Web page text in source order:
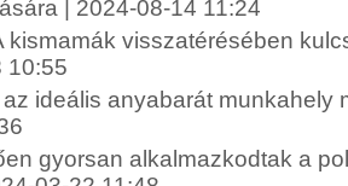
| 2024-08-14 11:24
kismamák visszatérésében
10:55
ideális anyabarát munkahely
gyorsan alkalmazkodtak a